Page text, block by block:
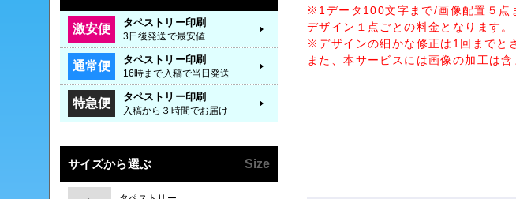
※1データ100文字まで/画像配置５
デザイン１点ごとの料金となります
※デザインの細かな修正は1回までと
また、本サービスには画像の加工は
激安便 タペストリー印刷
3日後発送で最安値
通常便 タペストリー印刷
16時まで入稿で当日発送
特急便 タペストリー印刷
入稿から３時間でお届け
サイズから選ぶ Size